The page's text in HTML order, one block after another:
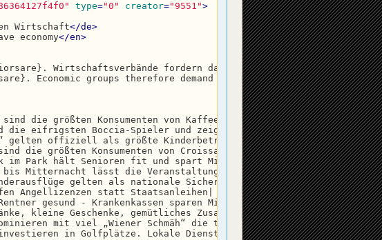
type="0" creator="9551">
Wirtschaft</de>
economy</en>
Wirtschaftsverbände fordern daher mehr Rentnerrechte.</de>
Economic groups therefore demand more pensioner rights.</en>
die größten Konsumenten von Kaffeekränzchen und Strickwaren|
die eifrigsten Boccia-Spieler und zeigen der Jugend, wo's lang
gelten offiziell als größte Kinderbetreuungs-Industrie|
die größten Konsumenten von Croissants und Pastis-Schnaps in
im Park hält Senioren fit und spart Milliarden Gesundheitskosten|
Mitternacht lässt die Veranstaltungsindustrie boomen, und die
gelten als nationale Sicherheitstrainingseinheit|
Angellizenzen statt Staatsanleihen|
gesund - Krankenkassen sparen Milliarden|
kleine Geschenke, gemütliches Zusammensein - Hygge-Rentner
mit viel „Wiener Schmäh“ die traditionellen Kaffeehäuser
in Golfplätze. Lokale Dienstleistungen, Gastronomie und